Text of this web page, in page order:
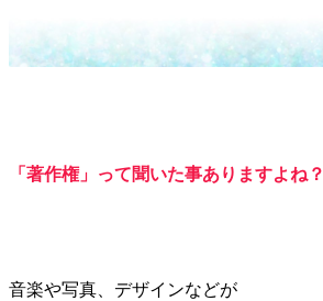
「著作権」って聞いた事ありますよね？
音楽や写真、デザインなどが